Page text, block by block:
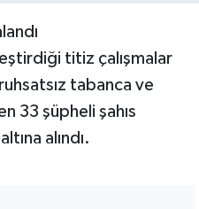
titiz çalışmalar
tabanca ve
33 şüpheli şahıs
alındı.